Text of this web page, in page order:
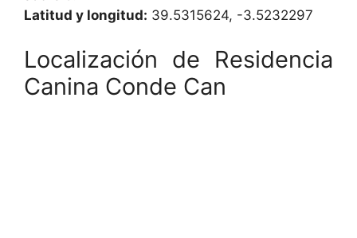
Latitud y longitud: 39.5315624, -3.5232297
Localización de Residencia
Canina Conde Can